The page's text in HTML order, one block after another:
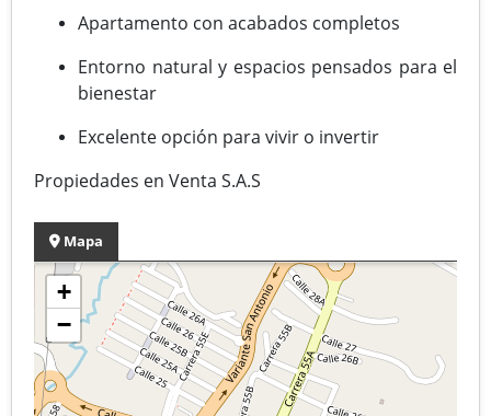
Apartamento con acabados completos
Entorno natural y espacios pensados para el
bienestar
Excelente opción para vivir o invertir
Propiedades en Venta S.A.S
Mapa
+
−